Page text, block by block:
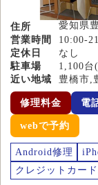
住所
愛知県
営業時間
10:00-
定休日
なし
駐車場
1,100台
近い地域
豊橋市,
修理料金 電
webで予約
Android修理
クレジットカー